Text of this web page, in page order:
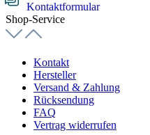
Kontaktformular
Shop-Service
Kontakt
Hersteller
Versand & Zahlung
Rücksendung
FAQ
Vertrag widerrufen